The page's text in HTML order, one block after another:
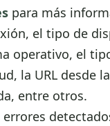
para más
el tipo de
operativo, el
la URL desde
entre otros.